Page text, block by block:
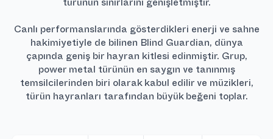
türünün sınırlarını genişletmiştir.
Canlı performanslarında gösterdikleri enerji ve sahne
hakimiyetiyle de bilinen Blind Guardian, dünya
çapında geniş bir hayran kitlesi edinmiştir. Grup,
power metal türünün en saygın ve tanınmış
temsilcilerinden biri olarak kabul edilir ve müzikleri,
türün hayranları tarafından büyük beğeni toplar.